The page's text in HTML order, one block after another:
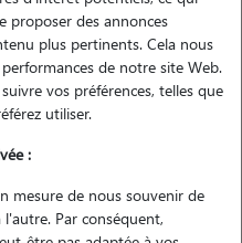
notre site. Merci de
proposer des annonces
plus pertinents. Cela nous
de notre site Web.
vos préférences, telles que
utiliser.
:
mesure de nous souvenir de
Par conséquent,